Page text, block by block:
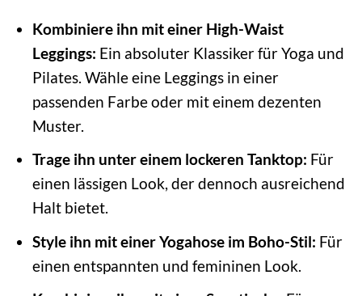
Kombiniere ihn mit einer High-Waist
Leggings: Ein absoluter Klassiker für Yoga und
Pilates. Wähle eine Leggings in einer
passenden Farbe oder mit einem dezenten
Muster.
Trage ihn unter einem lockeren Tanktop: Für
einen lässigen Look, der dennoch ausreichend
Halt bietet.
Style ihn mit einer Yogahose im Boho-Stil: Für
einen entspannten und femininen Look.